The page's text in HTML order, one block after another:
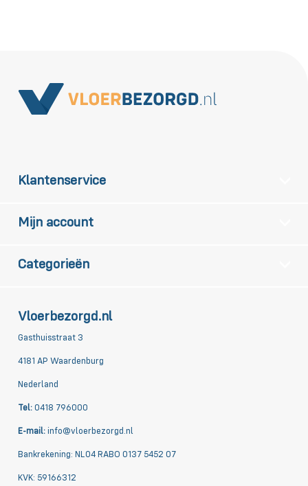
Vloerbezorgd.nl
Gasthuisstraat 3
4181 AP Waardenburg
Nederland
Tel: 0418 796000
E-mail: info@vloerbezorgd.nl
Bankrekening: NL04 RABO 0137 5452 07
KVK: 59166312
Klantenservice
Mijn account
Categorieën